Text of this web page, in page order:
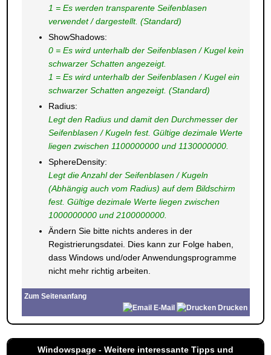
1 = Es werden transparente Seifenblasen
verwendet / dargestellt. (Standard)
ShowShadows:
0 = Es wird unterhalb der Seifenblasen / Kugel kein
schwarzer Schatten angezeigt.
1 = Es wird unterhalb der Seifenblasen / Kugel ein
schwarzer Schatten angezeigt. (Standard)
Radius:
Legt den Radius und damit den Durchmesser der
Seifenblasen / Kugeln fest. Gültige dezimale Werte
liegen zwischen 1100000000 und 1130000000.
SphereDensity:
Legt die Anzahl der Seifenblasen / Kugeln
(Abhängig auch vom Radius) auf dem Bildschirm
fest. Gültige dezimale Werte liegen zwischen
1000000000 und 2100000000.
Ändern Sie bitte nichts anderes in der
Registrierungsdatei. Dies kann zur Folge haben,
dass Windows und/oder Anwendungsprogramme
nicht mehr richtig arbeiten.
Zum Seitenanfang
E-Mail
Drucken
Windowspage - Weitere interessante Tipps und